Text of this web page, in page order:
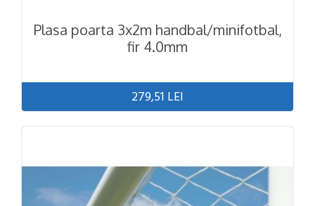
Plasa poarta 3x2m handbal/minifotbal,
fir 4.0mm
279,51 LEI